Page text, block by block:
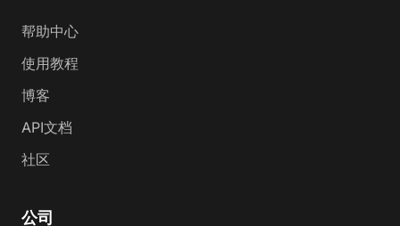
帮助中心
使用教程
博客
API文档
社区
公司